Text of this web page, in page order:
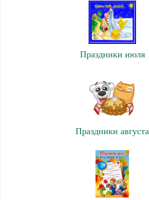
Праздники июля
Праздники августа